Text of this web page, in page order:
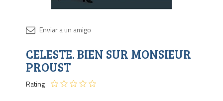
CELESTE. BIEN SUR MONSIEUR
PROUST
Rating